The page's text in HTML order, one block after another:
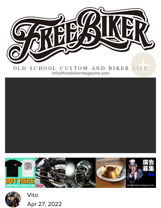
OLD SCHOOL CUSTOM AND BIKER LIFE
info@freebikermagazine.com
Vito
Apr 27, 2022